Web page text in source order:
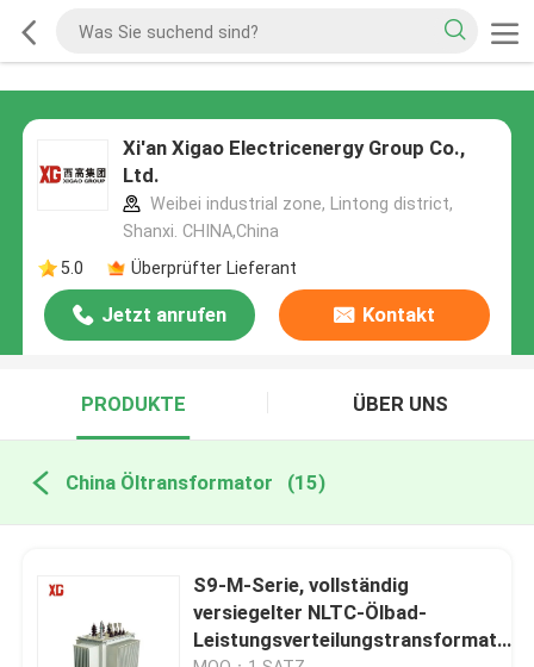
Xi'an Xigao Electricenergy Group Co.,
Ltd.
Weibei industrial zone, Lintong district,
Shanxi. CHINA,China
5.0
Überprüfter Lieferant
Jetzt anrufen Kontakt
PRODUKTE ÜBER UNS
China Öltransformator (15)
S9-M-Serie, vollständig
versiegelter NLTC-Ölbad-
Leistungsverteilungstransformator